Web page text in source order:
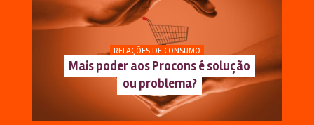
RELAÇÕES DE CONSUMO
Mais poder aos Procons é solução
ou problema?